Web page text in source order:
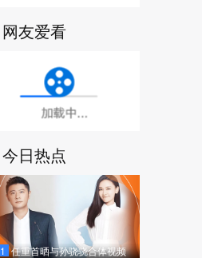
网友爱看
今日热点
1 任重首晒与孙骁骁合体视频